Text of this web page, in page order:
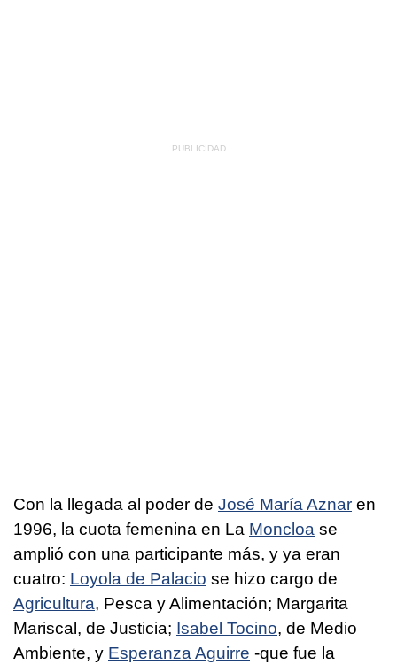
Con la llegada al poder de José María Aznar en
1996, la cuota femenina en La Moncloa se
amplió con una participante más, y ya eran
cuatro: Loyola de Palacio se hizo cargo de
Agricultura, Pesca y Alimentación; Margarita
Mariscal, de Justicia; Isabel Tocino, de Medio
Ambiente, y Esperanza Aguirre -que fue la